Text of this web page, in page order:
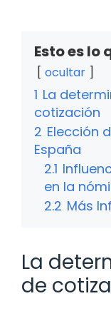
Esto es lo
ocultar
1 La
cotización
2 Elección
España
2.1
en la
2.2 Más
La
de